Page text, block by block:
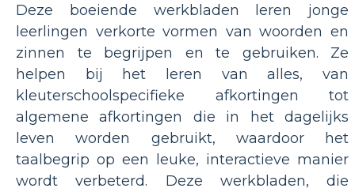
Deze boeiende werkbladen leren jonge
leerlingen verkorte vormen van woorden en
zinnen te begrijpen en te gebruiken. Ze
helpen bij het leren van alles, van
kleuterschoolspecifieke afkortingen tot
algemene afkortingen die in het dagelijks
leven worden gebruikt, waardoor het
taalbegrip op een leuke, interactieve manier
wordt verbeterd. Deze werkbladen, die